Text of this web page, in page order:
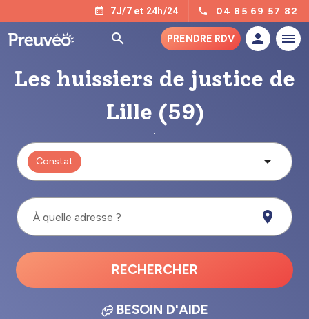
7J/7 et 24h/24 04 85 69 57 82
PRENDRE RDV
Les huissiers de justice de
Lille (59)
Constat
À quelle adresse ?
RECHERCHER
BESOIN D'AIDE